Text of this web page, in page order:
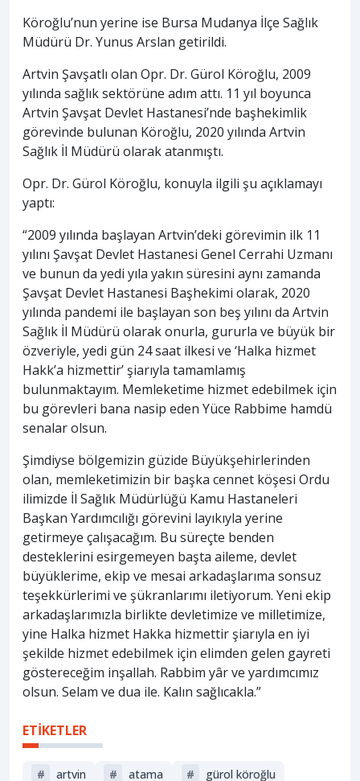
Köroğlu’nun yerine ise Bursa Mudanya İlçe Sağlık
Müdürü Dr. Yunus Arslan getirildi.
Artvin Şavşatlı olan Opr. Dr. Gürol Köroğlu, 2009
yılında sağlık sektörüne adım attı. 11 yıl boyunca
Artvin Şavşat Devlet Hastanesi’nde başhekimlik
görevinde bulunan Köroğlu, 2020 yılında Artvin
Sağlık İl Müdürü olarak atanmıştı.
Opr. Dr. Gürol Köroğlu, konuyla ilgili şu açıklamayı
yaptı:
“2009 yılında başlayan Artvin’deki görevimin ilk 11
yılını Şavşat Devlet Hastanesi Genel Cerrahi Uzmanı
ve bunun da yedi yıla yakın süresini aynı zamanda
Şavşat Devlet Hastanesi Başhekimi olarak, 2020
yılında pandemi ile başlayan son beş yılını da Artvin
Sağlık İl Müdürü olarak onurla, gururla ve büyük bir
özveriyle, yedi gün 24 saat ilkesi ve ‘Halka hizmet
Hakk’a hizmettir’ şiarıyla tamamlamış
bulunmaktayım. Memleketime hizmet edebilmek için
bu görevleri bana nasip eden Yüce Rabbime hamdü
senalar olsun.
Şimdiyse bölgemizin güzide Büyükşehirlerinden
olan, memleketimizin bir başka cennet köşesi Ordu
ilimizde İl Sağlık Müdürlüğü Kamu Hastaneleri
Başkan Yardımcılığı görevini layıkıyla yerine
getirmeye çalışacağım. Bu süreçte benden
desteklerini esirgemeyen başta aileme, devlet
büyüklerime, ekip ve mesai arkadaşlarıma sonsuz
teşekkürlerimi ve şükranlarımı iletiyorum. Yeni ekip
arkadaşlarımızla birlikte devletimize ve milletimize,
yine Halka hizmet Hakka hizmettir şiarıyla en iyi
şekilde hizmet edebilmek için elimden gelen gayreti
göstereceğim inşallah. Rabbim yâr ve yardımcımız
olsun. Selam ve dua ile. Kalın sağlıcakla.”
ETİKETLER
# artvin # atama # gürol köroğlu